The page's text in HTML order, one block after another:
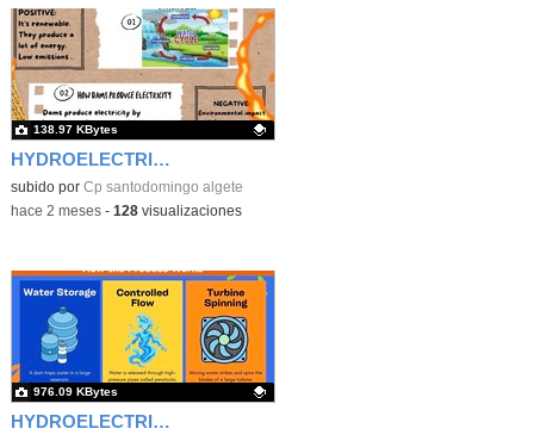
HYDROELECTRIC ENERGY
Contenido educativo.
subido por Cp santodomingo algete
138.97 KBytes
-hace 2 meses- 128visualizaciones
HYDROELECTRIC ENERGY2
976.09 KBytes